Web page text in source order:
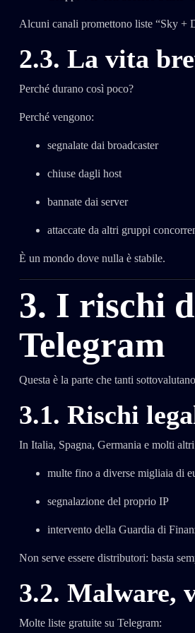
Alcuni canali promettono liste “Sky +
2.3. La vita
Perché durano così poco?
Perché vengono:
segnalate dai broadcaster
chiuse dagli host
bannate dai server
attaccate da altri gruppi
È un mondo dove nulla è stabile.
3. I rischi
Telegram
Questa è la parte che tanti
3.1. Rischi
In Italia, Spagna, Germania e molti
multe fino a diverse migliaia di
segnalazione del proprio IP
intervento della Guardia di
Non serve essere distributori: basta
3.2. Malware,
Molte liste gratuite su Telegram: